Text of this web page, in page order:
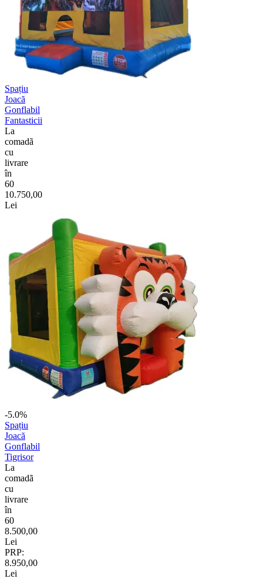
Spațiu
Joacă
Gonflabil
Fantasticii
La
comadã
cu
livrare
în
60
10.750,00
Lei
-5.0%
Spațiu
Joacă
Gonflabil
Tigrisor
La
comadã
cu
livrare
în
60
8.500,00
Lei
PRP:
8.950,00
Lei